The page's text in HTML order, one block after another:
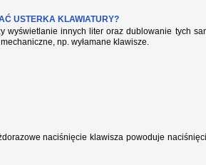
USTERKA KLAWIATURY?
wyświetlanie innych liter oraz dublowanie tych
np. wyłamane klawisze.
naciśnięcie klawisza powoduje